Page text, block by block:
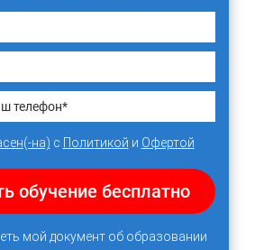
на) с Политикой и Офертой
обучение бесплатно
мой документ об образовании